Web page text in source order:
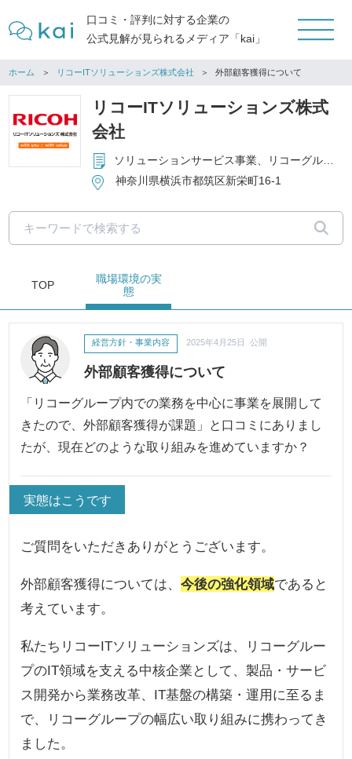
口コミ・評判に対する企業の
公式見解が見られるメディア「kai」
ホーム リコーITソリューションズ株式会社 外部顧客獲得について
リコーITソリューションズ株式
会社
ソリューションサービス事業、リコーグループ社内ITシステム事業
神奈川県横浜市都筑区新栄町16-1
TOP
職場環境の実
態
外部顧客獲得について
経営方針・事業内容 2025年4月25日 公開
「リコーグループ内での業務を中心に事業を展開して
きたので、外部顧客獲得が課題」と口コミにありまし
たが、現在どのような取り組みを進めていますか？
実態はこうです
ご質問をいただきありがとうございます。
外部顧客獲得については、今後の強化領域であると
考えています。
私たちリコーITソリューションズは、リコーグルー
プのIT領域を支える中核企業として、製品・サービ
ス開発から業務改革、IT基盤の構築・運用に至るま
で、リコーグループの幅広い取り組みに携わってき
ました。